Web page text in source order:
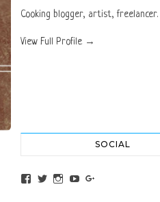
Cooking blogger, artist, freelancer.
View Full Profile →
SOCIAL
View altochef’s profile on
View jovancica73’s profile
View jovancica73’s
View